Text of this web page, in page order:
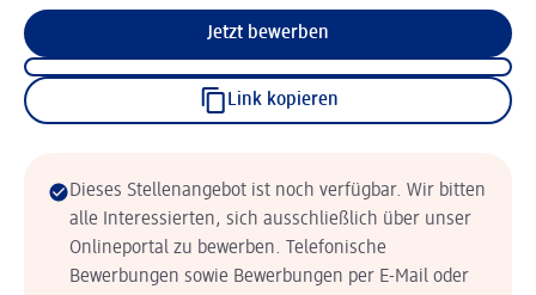
Jetzt bewerben
Link kopieren
Dieses Stellenangebot ist noch verfügbar. Wir bitten
alle Interessierten, sich ausschließlich über unser
Onlineportal zu bewerben. Telefonische
Bewerbungen sowie Bewerbungen per E-Mail oder